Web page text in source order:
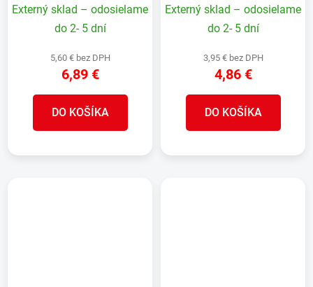
Externý sklad – odosielame
do 2- 5 dní
5,60 € bez DPH
6,89 €
DO KOŠÍKA
Externý sklad – odosielame
do 2- 5 dní
3,95 € bez DPH
4,86 €
DO KOŠÍKA